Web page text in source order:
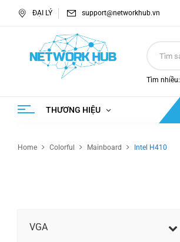
ĐẠI LÝ support@networkhub.vn
Tìm nhiều:
THƯƠNG HIỆU
Home Colorful Mainboard Intel H410
VGA